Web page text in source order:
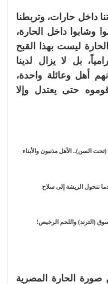
داخل حارات، وتربطنا
وشابوا داخل الحارة،
ليست بهذا القبح
بل لا يزال لدينا
أهل وعائلة واحدة،
حتى يعتدل وإلا
السن).. الأهل مذنبون والأبناء
تتحول الريشة إلى سلاح
(الترند) واللحم الرخيص!
صورة الحارة المصرية